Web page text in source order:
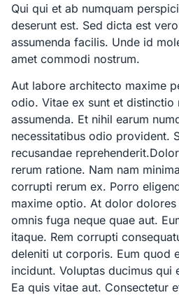
Qui qui et ab numquam
deserunt est. Sed dicta est
assumenda facilis. Unde id
amet commodi nostrum.
Aut labore architecto maxime
odio. Vitae ex sunt et distinctio
assumenda. Et nihil earum
necessitatibus odio provident.
recusandae
rerum ratione. Nam nam
corrupti rerum ex. Porro
maxime optio. At dolor
omnis fuga neque quae aut.
itaque. Rem corrupti
deleniti ut corporis. Eum quod
incidunt. Voluptas ducimus qui
Ea quis vitae aut. Consectetur